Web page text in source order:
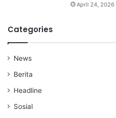
April 24, 2026
Categories
News
Berita
Headline
Sosial